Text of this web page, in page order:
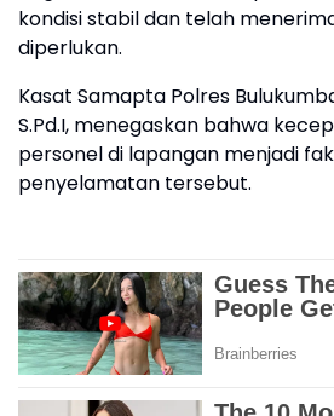
kondisi stabil dan telah
diperlukan.
Kasat Samapta Polres
S.Pd.I, menegaskan bahwa
personel di lapangan menjadi
penyelamatan tersebut.